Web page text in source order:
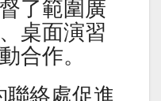
了範圍廣
桌面演習
合作。
聯絡處促進